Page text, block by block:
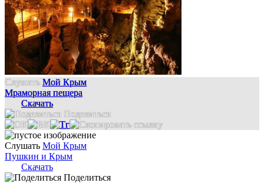
Слушать Мой Крым
Мраморная пещера
Скачать
Поделиться
Слушать Мой Крым
Пушкин и Крым
Скачать
Поделиться